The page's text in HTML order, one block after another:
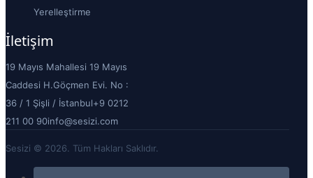
Yerelleştirme
İletişim
19 Mayıs Mahallesi 19 Mayıs
Caddesi H.Göçmen Evi. No :
36 / 1 Şişli / İstanbul+9 0212
211 00 90info@sesizi.com
Sesizi © 2026. Tüm Hakları Saklıdır.